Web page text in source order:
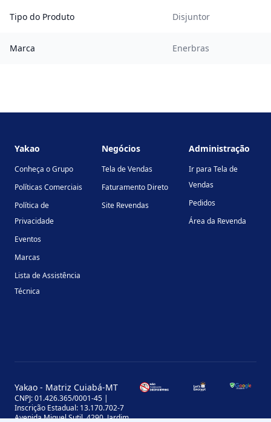
Tipo do Produto Disjuntor
Marca Enerbras
Yakao
Conheça o Grupo
Políticas Comerciais
Política de
Privacidade
Eventos
Marcas
Lista de Assistência
Técnica
Negócios
Tela de Vendas
Faturamento Direto
Site Revendas
Administração
Ir para Tela de
Vendas
Pedidos
Área da Revenda
Yakao - Matriz Cuiabá-MT
CNPJ: 01.426.365/0001-45 |
Inscrição Estadual: 13.170.702-7
Avenida Miguel Sutil, 4290, Jardim